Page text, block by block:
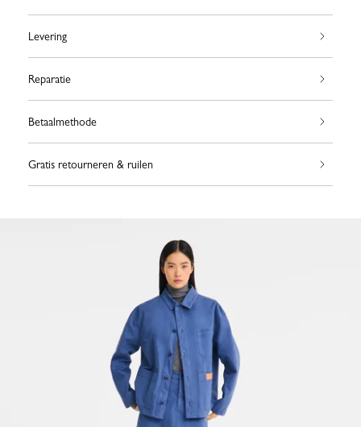
Levering
Reparatie
Betaalmethode
Gratis retourneren & ruilen